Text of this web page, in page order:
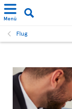
Menü
Flug